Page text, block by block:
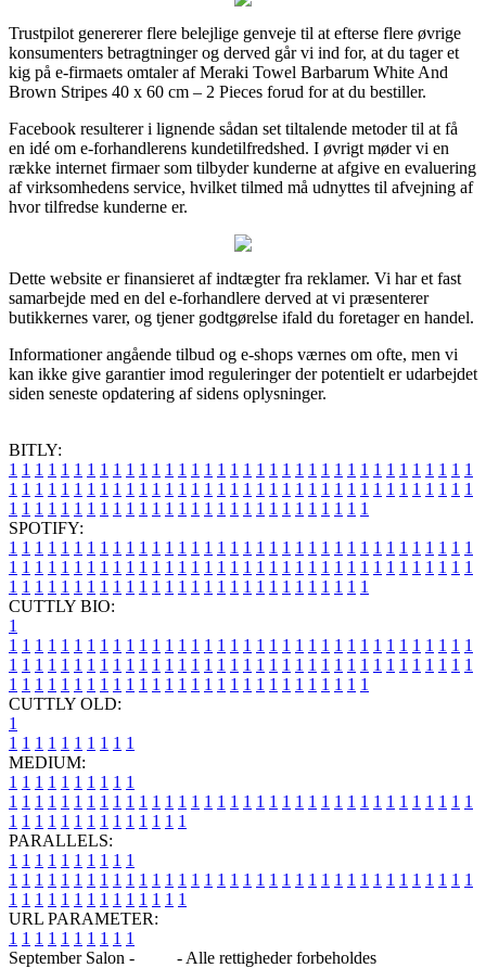
Trustpilot genererer flere belejlige genveje til at efterse flere øvrige
konsumenters betragtninger og derved går vi ind for, at du tager et
kig på e-firmaets omtaler af Meraki Towel Barbarum White And
Brown Stripes 40 x 60 cm – 2 Pieces forud for at du bestiller.
Facebook resulterer i lignende sådan set tiltalende metoder til at få
en idé om e-forhandlerens kundetilfredshed. I øvrigt møder vi en
række internet firmaer som tilbyder kunderne at afgive en evaluering
af virksomhedens service, hvilket tilmed må udnyttes til afvejning af
hvor tilfredse kunderne er.
Dette website er finansieret af indtægter fra reklamer. Vi har et fast
samarbejde med en del e-forhandlere derved at vi præsenterer
butikkernes varer, og tjener godtgørelse ifald du foretager en handel.
Informationer angående tilbud og e-shops værnes om ofte, men vi
kan ikke give garantier imod reguleringer der potentielt er udarbejdet
siden seneste opdatering af sidens oplysninger.
BITLY:
1 1 1 1 1 1 1 1 1 1 1 1 1 1 1 1 1 1 1 1 1 1 1 1 1 1 1 1 1 1 1 1 1 1 1 1
1 1 1 1 1 1 1 1 1 1 1 1 1 1 1 1 1 1 1 1 1 1 1 1 1 1 1 1 1 1 1 1 1 1 1 1
1 1 1 1 1 1 1 1 1 1 1 1 1 1 1 1 1 1 1 1 1 1 1 1 1 1 1 1
SPOTIFY:
1 1 1 1 1 1 1 1 1 1 1 1 1 1 1 1 1 1 1 1 1 1 1 1 1 1 1 1 1 1 1 1 1 1 1 1
1 1 1 1 1 1 1 1 1 1 1 1 1 1 1 1 1 1 1 1 1 1 1 1 1 1 1 1 1 1 1 1 1 1 1 1
1 1 1 1 1 1 1 1 1 1 1 1 1 1 1 1 1 1 1 1 1 1 1 1 1 1 1 1
CUTTLY BIO:
1
1 1 1 1 1 1 1 1 1 1 1 1 1 1 1 1 1 1 1 1 1 1 1 1 1 1 1 1 1 1 1 1 1 1 1 1
1 1 1 1 1 1 1 1 1 1 1 1 1 1 1 1 1 1 1 1 1 1 1 1 1 1 1 1 1 1 1 1 1 1 1 1
1 1 1 1 1 1 1 1 1 1 1 1 1 1 1 1 1 1 1 1 1 1 1 1 1 1 1 1
CUTTLY OLD:
1
1 1 1 1 1 1 1 1 1 1
MEDIUM:
1 1 1 1 1 1 1 1 1 1
1 1 1 1 1 1 1 1 1 1 1 1 1 1 1 1 1 1 1 1 1 1 1 1 1 1 1 1 1 1 1 1 1 1 1 1
1 1 1 1 1 1 1 1 1 1 1 1 1 1
PARALLELS:
1 1 1 1 1 1 1 1 1 1
1 1 1 1 1 1 1 1 1 1 1 1 1 1 1 1 1 1 1 1 1 1 1 1 1 1 1 1 1 1 1 1 1 1 1 1
1 1 1 1 1 1 1 1 1 1 1 1 1 1
URL PARAMETER:
1 1 1 1 1 1 1 1 1 1
September Salon -
- Alle rettigheder forbeholdes